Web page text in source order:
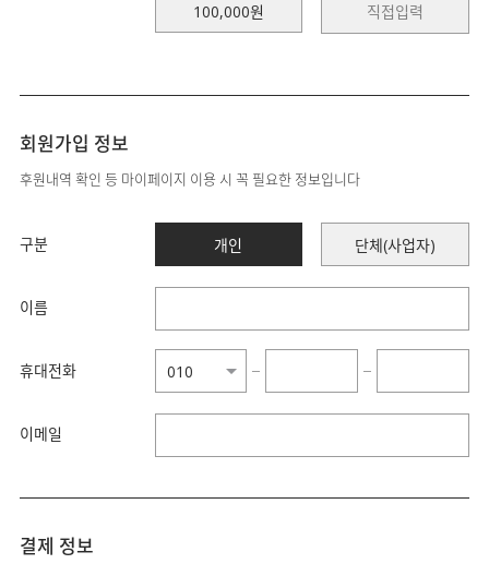
100,000원
회원가입 정보
후원내역 확인 등 마이페이지 이용 시 꼭 필요한 정보입니다
구분 개인 단체(사업자)
이름
휴대전화 − −
이메일
결제 정보